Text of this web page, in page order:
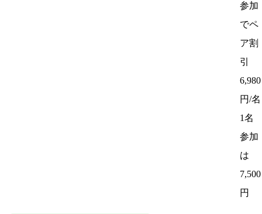
参加
でペ
ア割
引
6,980
円/名
1名
参加
は
7,500
円